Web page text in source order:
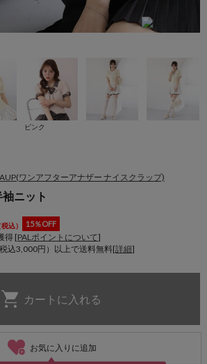
ピンク
ワンアフターアナザー ナイスクラップ)
ニット
込） 15％OFF
得 [PALポイントについて]
込3,000円）以上で送料無料[詳細]
お気に入りに追加